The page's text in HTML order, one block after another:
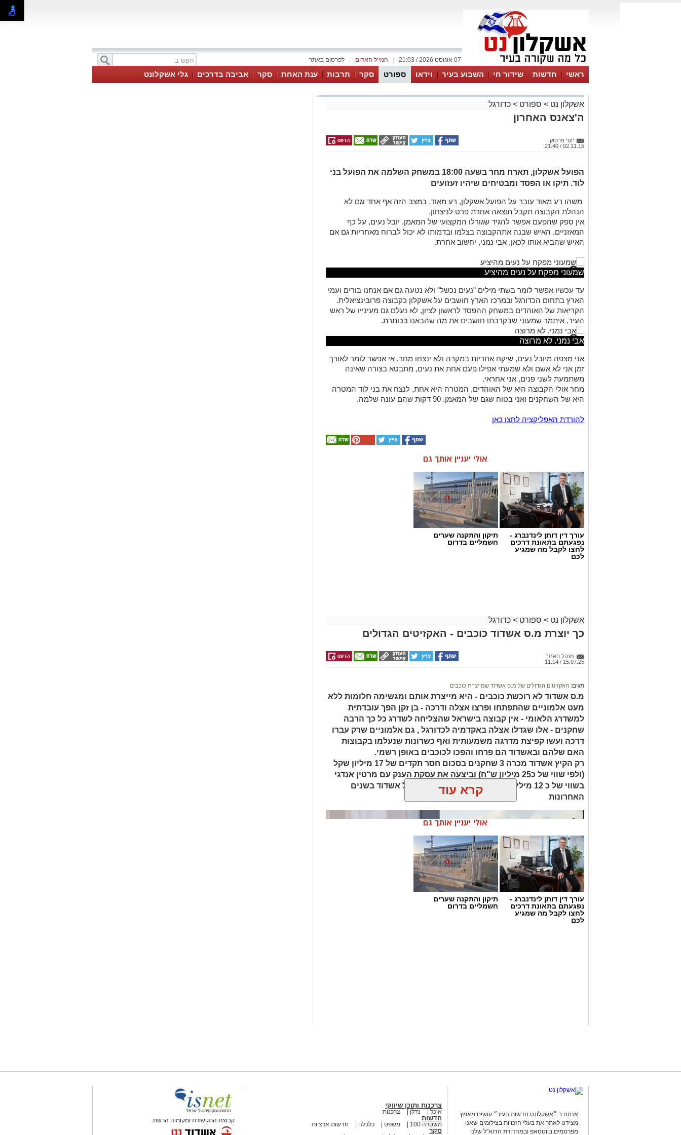
לפרסום באתר המייל האדום 07 אוגוסט 2026 / 21:03
ראשי חדשות שידור חי השבוע בעיר וידאו ספורט סקר תרבות ענת האחת סקר אביבה בדרכים גלי אשקלונט
אשקלון נט > ספורט > כדורגל
ה'צאנס האחרון
יוסי פרטוק
02.11.15 / 21:40
הפועל אשקלון, תארח מחר בשעה 18:00 במשחק השלמה את הפועל בני
לוד. תיקו או הפסד ומבטיחים שיהיו זעזועים
משהו רע מאוד עובר על הפועל אשקלון, רע מאוד. במצב הזה אף אחד וגם לא
הנהלת הקבוצה תקבל תוצאה אחרת פרט לניצחון.
אין ספק שהפעם אפשר להגיד שגורלו המקצועי של המאמן, יובל נעים, על כף
המאזניים. האיש שבנה אתהקבוצה בצלמו ובדמותו לא יכול לברוח מאחריות גם אם
האיש שהביא אותו לכאן, אבי נמני, יחשוב אחרת.
שמעוני מפקח על נעים מהיציע
עד עכשיו אפשר לומר בשתי מילים "נעים נכשל" ולא נטעה גם אם אנחנו בורים ועמי
הארץ בתחום הכדורגל ובמרכז הארץ חושבים על אשקלון כקבוצה פרובינציאלית.
הקריאות של האוהדים במשחק ההפסד לראשון לציון, לא נעלם גם מעינייו של ראש
העיר, איתמר שמעוני שבקרבתו חושבים את מה שהבאנו בכותרת.
אבי נמני. לא מרוצה
אני מצפה מיובל נעים, שיקח אחריות במקרה ולא ינצחו מחר. אי אפשר לומר לאורך
זמן אני לא אשם ולא שמעתי אפילו פעם אחת את נעים, מתבטא בצורה שאינה
משתמעת לשני פנים, אני אחראי.
מחר אולי הקבוצה היא של האוהדים, המטרה היא אחת, לנצח את בני לוד המטרה
היא של השחקנים ואני בטוח שגם של המאמן. 90 דקות שהם עונה שלמה.
להורדת האפליקציה לחצו כאן
אולי יעניין אותך גם
עורך דין דותן לינדנברג -
נפגעתם בתאונת דרכים
לחצו לקבל מה שמגיע
לכם
תיקון והתקנה שערים
חשמליים בדרום
אשקלון נט > ספורט > כדורגל
כך יוצרת מ.ס אשדוד כוכבים - האקזיטים הגדולים
מנהל האתר
15.07.25 / 11:14
תגים: האקזיטים הגדולים של מ.ס אשדוד שמייצרת כוכבים
מ.ס אשדוד לא רוכשת כוכבים - היא מייצרת אותם ומגשימה חלומות ללא
מעט אלמוניים שהתפתחו ופרצו אצלה ודרכה - בן זקן הפך עובדתית
למשדרג הלאומי - אין קבוצה בישראל שהצליחה לשדרג כל כך הרבה
שחקנים - אלו שגדלו אצלה באקדמיה לכדורגל , גם אלמוניים שרק עברו
דרכה ועשו קפיצת מדרגה משמעותית ואף כשרונות שנעלמו בקבוצות
האם שלהם ובאשדוד הם פרחו והפכו לכוכבים באופן רשמי.
רק הקיץ אשדוד מכרה 3 שחקנים בסכום חסר תקדים של 17 מיליון שקל
(ולפי שווי של כ25 מיליון ש"ח) וביצעה את עסקת הענק עם מרטין אנדגי
בשווי של כ 12 מיליון ש"ח - בואו נזכר באקזיטים של אשדוד בשנים
האחרונות
ב 2016 - מיכאל אוחנה
שהובא לאשדוד לקבוצת הנוער והמשיך להתפתח בבוגרים
אירו כ6 מיליון שקל.
קרא עוד
אולי יעניין אותך גם
עורך דין דותן לינדנברג -
נפגעתם בתאונת דרכים
לחצו לקבל מה שמגיע
לכם
תיקון והתקנה שערים
חשמליים בדרום
אנחנו ב ״אשקלונט חדשות העיר״ עושים מאמץ
מצידנו לאתר את בעלי הזכויות בצילומים שאנו
מפרסמים בווטסאפ ובמהדורת הדוא"ל שלנו
צרכנות ותוכן שיווקי
אוכל נדלן צרכנות
חדשות
משטרה 100 משפט כלכלה חדשות ארציות
סקר
קבוצת התקשורת ומקומוני הרשת: